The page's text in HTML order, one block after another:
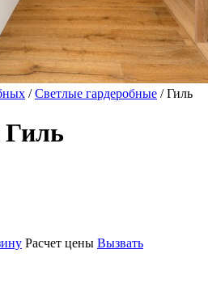
/Светлые гардеробные / Гиль
Гиль
Расчет цены Вызвать